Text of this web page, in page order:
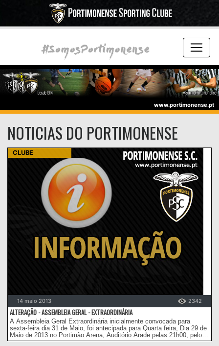
www.portimonense.pt
NOTICIAS DO PORTIMONENSE
CLUBE
14 maio 2013 2342
ALTERAÇÃO - ASSEMBLEIA GERAL - EXTRAORDINÁRIA
A Assembleia Geral Extraordinária inicialmente convocada para
sexta-feira dia 31 de Maio, foi antecipada para Quarta feira, Dia 29 de
Maio de 2013 no Portimão Arena, Auditório Arade pelas 21h00, pelo
facto pedimos desculpa a todos os associados.